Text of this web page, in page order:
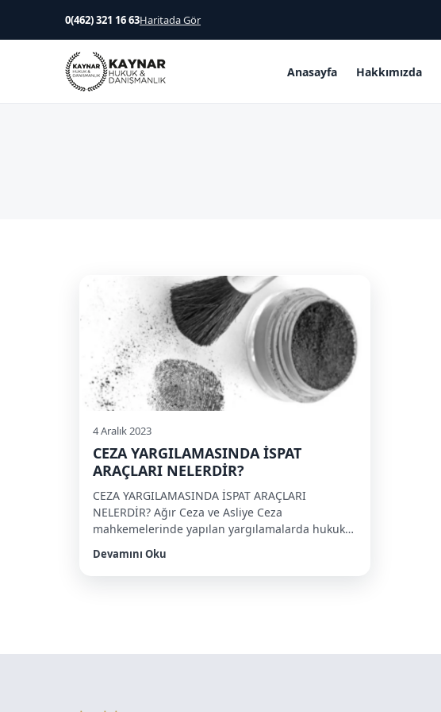
0(462) 321 16 63Haritada Gör
Anasayfa Hakkımızda
4 Aralık 2023
CEZA YARGILAMASINDA İSPAT
ARAÇLARI NELERDİR?
CEZA YARGILAMASINDA İSPAT ARAÇLARI
NELERDİR? Ağır Ceza ve Asliye Ceza
mahkemelerinde yapılan yargılamalarda hukuk
mahkemelerinden farklı olarak “izinsiz elde
edilen veriler ”de “başkaca delil elde etme imkânı
Devamını Oku